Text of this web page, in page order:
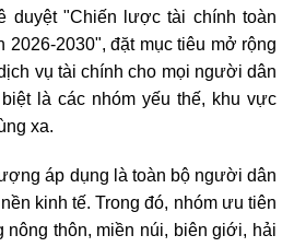
duyệt "Chiến lược tài chính toàn
2026-2030", đặt mục tiêu mở rộng
vụ tài chính cho mọi người dân
là các nhóm yếu thế, khu vực
xa.
áp dụng là toàn bộ người dân
kinh tế. Trong đó, nhóm ưu tiên
thôn, miền núi, biên giới, hải